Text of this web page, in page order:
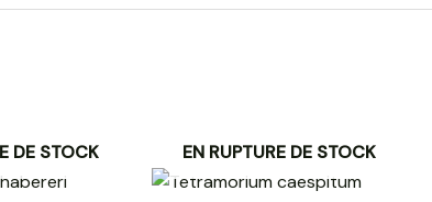
DE STOCK EN RUPTURE DE STOCK